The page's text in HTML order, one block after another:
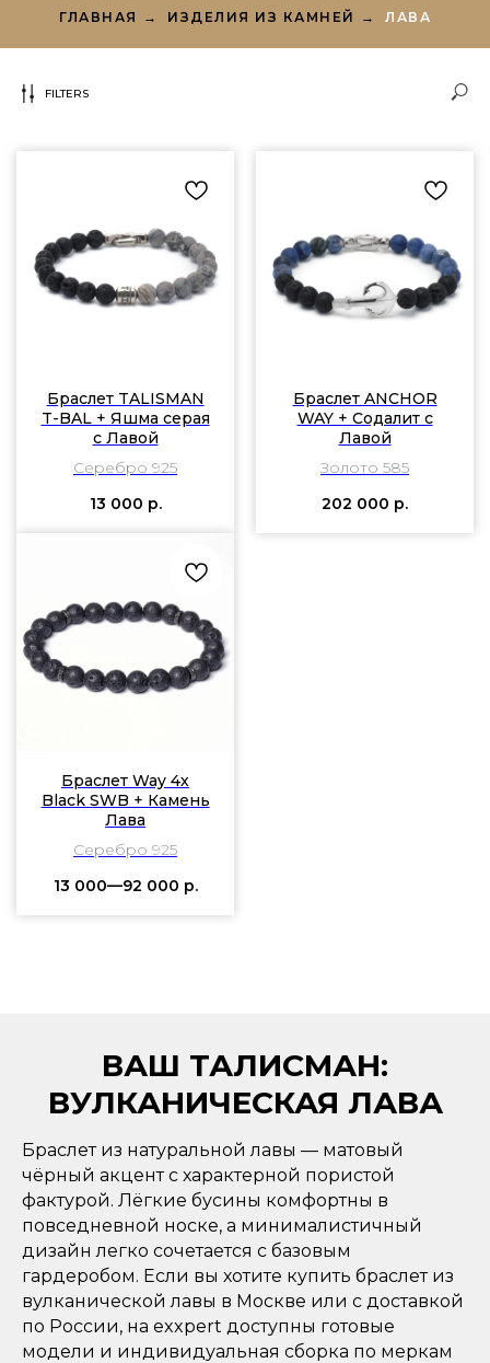
ГЛАВНАЯ → ИЗДЕЛИЯ ИЗ КАМНЕЙ → ЛАВА
FILTERS
Браслет TALISMAN
T-BAL + Яшма серая
c Лавой
Серебро 925
13 000 р.
Браслет ANCHOR
WAY + Содалит с
Лавой
Золото 585
202 000 р.
Браслет Way 4х
Black SWB + Камень
Лава
Серебро 925
13 000—92 000 р.
ВАШ ТАЛИСМАН:
ВУЛКАНИЧЕСКАЯ ЛАВА
Браслет из натуральной лавы — матовый
чёрный акцент с характерной пористой
фактурой. Лёгкие бусины комфортны в
повседневной носке, а минималистичный
дизайн легко сочетается с базовым
гардеробом. Если вы хотите купить браслет из
вулканической лавы в Москве или с доставкой
по России, на exxpert доступны готовые
модели и индивидуальная сборка по меркам